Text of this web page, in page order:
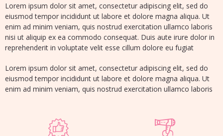
Lorem ipsum dolor sit amet, consectetur adipiscing elit, sed do
eiusmod tempor incididunt ut labore et dolore magna aliqua. Ut
enim ad minim veniam, quis nostrud exercitation ullamco laboris
nisi ut aliquip ex ea commodo consequat. Duis aute irure dolor in
reprehenderit in voluptate velit esse cillum dolore eu fugiat
Lorem ipsum dolor sit amet, consectetur adipiscing elit, sed do
eiusmod tempor incididunt ut labore et dolore magna aliqua. Ut
enim ad minim veniam, quis nostrud exercitation ullamco laboris